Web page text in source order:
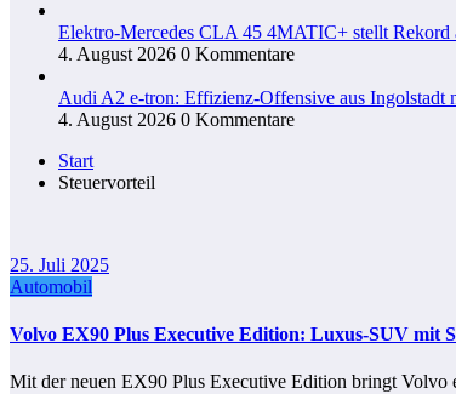
Elektro-Mercedes CLA 45 4MATIC+ stellt Rekord
4. August 2026 0 Kommentare
Audi A2 e-tron: Effizienz-Offensive aus Ingolstadt
4. August 2026 0 Kommentare
Start
Steuervorteil
25. Juli 2025
Automobil
Volvo EX90 Plus Executive Edition: Luxus-SUV mit
Mit der neuen EX90 Plus Executive Edition bringt Volvo